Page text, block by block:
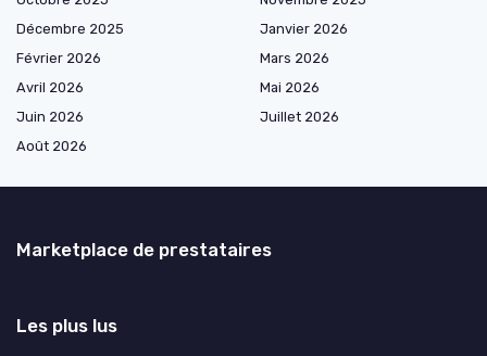
Décembre 2025
Janvier 2026
Février 2026
Mars 2026
Avril 2026
Mai 2026
Juin 2026
Juillet 2026
Août 2026
Marketplace de prestataires
Les plus lus